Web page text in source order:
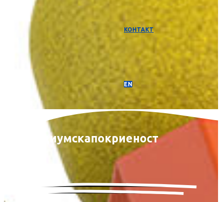
КОНТАКТ
EN
Медиумскапокриеност